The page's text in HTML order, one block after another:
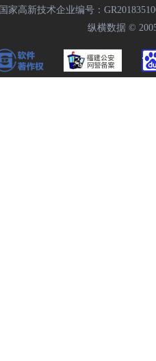
国家高新技术企业编号：
纵横数据 ©